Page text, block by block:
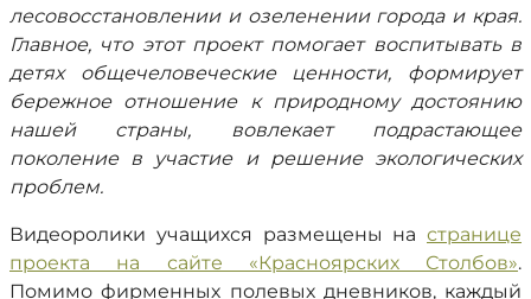
лесовосстановлении и озеленении города и края.
Главное, что этот проект помогает воспитывать в
детях общечеловеческие ценности, формирует
бережное отношение к природному достоянию
нашей страны, вовлекает подрастающее
поколение в участие и решение экологических
проблем.
Видеоролики учащихся размещены на странице
проекта на сайте «Красноярских Столбов».
Помимо фирменных полевых дневников, каждый